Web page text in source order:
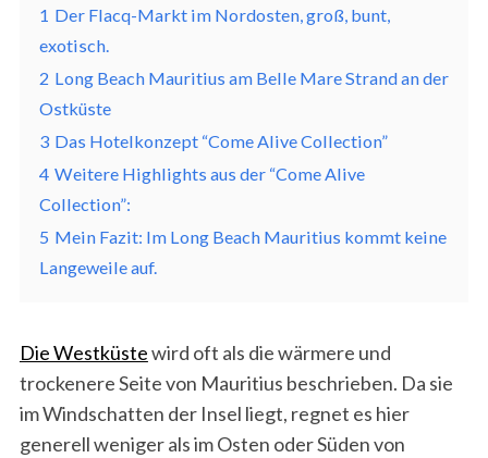
1 Der Flacq-Markt im Nordosten, groß, bunt,
exotisch.
2 Long Beach Mauritius am Belle Mare Strand an der
Ostküste
3 Das Hotelkonzept “Come Alive Collection”
4 Weitere Highlights aus der “Come Alive
Collection”:
5 Mein Fazit: Im Long Beach Mauritius kommt keine
Langeweile auf.
Die Westküstewird oft als die wärmere und
trockenere Seite von Mauritius beschrieben. Da sie
im Windschatten der Insel liegt, regnet es hier
generell weniger als im Osten oder Süden von